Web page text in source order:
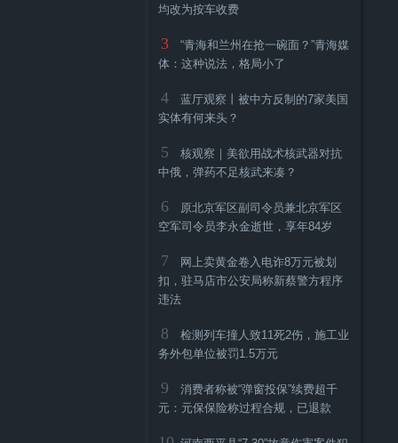
均改为按车收费
3
“青海和兰州在抢一碗面？”青海媒
体：这种说法，格局小了
4
蓝厅观察丨被中方反制的7家美国
实体有何来头？
5
核观察｜美欲用战术核武器对抗
中俄，弹药不足核武来凑？
6
原北京军区副司令员兼北京军区
空军司令员李永金逝世，享年84岁
7
网上卖黄金卷入电诈8万元被划
扣，驻马店市公安局称新蔡警方程序
违法
8
检测列车撞人致11死2伤，施工业
务外包单位被罚1.5万元
9
消费者称被“弹窗投保”续费超千
元：元保保险称过程合规，已退款